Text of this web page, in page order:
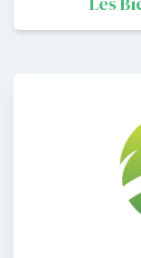
l’article